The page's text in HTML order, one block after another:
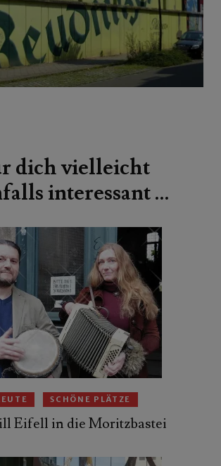
dich vielleicht
interessant …
SCHÖNE PLÄTZE
Eifell in die Moritzbastei